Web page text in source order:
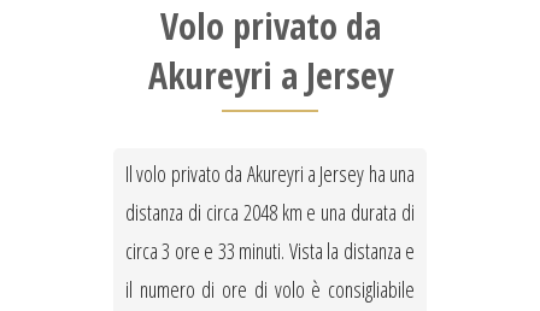
Volo privato da
Akureyri a Jersey
Il volo privato da Akureyri a Jersey ha una
distanza di circa 2048 km e una durata di
circa 3 ore e 33 minuti. Vista la distanza e
il numero di ore di volo è consigliabile